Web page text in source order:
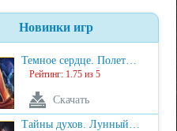
Новинки игр
Темное сердце. Полет…
Рейтинг: 1.75 из 5
Скачать
Тайны духов. Лунный…